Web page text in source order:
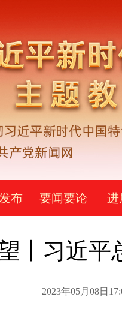
布 要闻要论 进
丨习近平
2023年05月08日